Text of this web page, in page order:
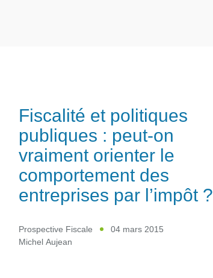
Fiscalité et politiques
publiques : peut-on
vraiment orienter le
comportement des
entreprises par l’impôt ?
Prospective Fiscale
04 mars 2015
Michel Aujean